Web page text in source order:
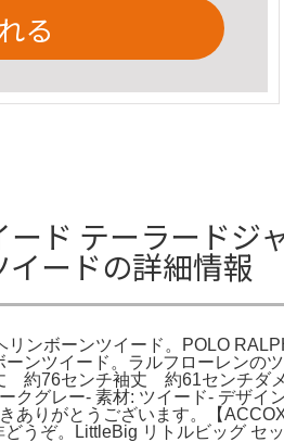
る
ド テーラード
ードの詳細情報
ンボーンツイード。POLO
ンツイード。ラルフローレン
76センチ袖丈 約61センチダ
クグレー- 素材: ツイード- デザ
ありがとうございます。【
うぞ。LittleBig リトルビッグ セ